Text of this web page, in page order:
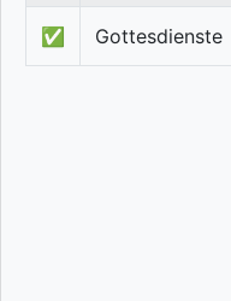
✅ Gottesdienste